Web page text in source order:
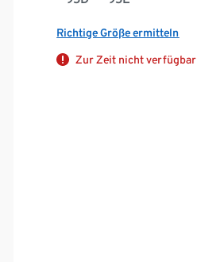
Richtige Größe ermitteln
Zur Zeit nicht verfügbar